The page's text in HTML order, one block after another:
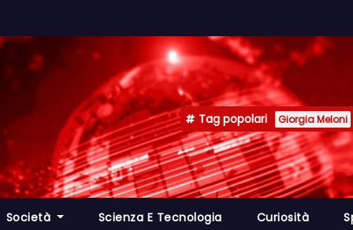
Tag popolari Giorgia Meloni
Società Scienza E Tecnologia Curiosità